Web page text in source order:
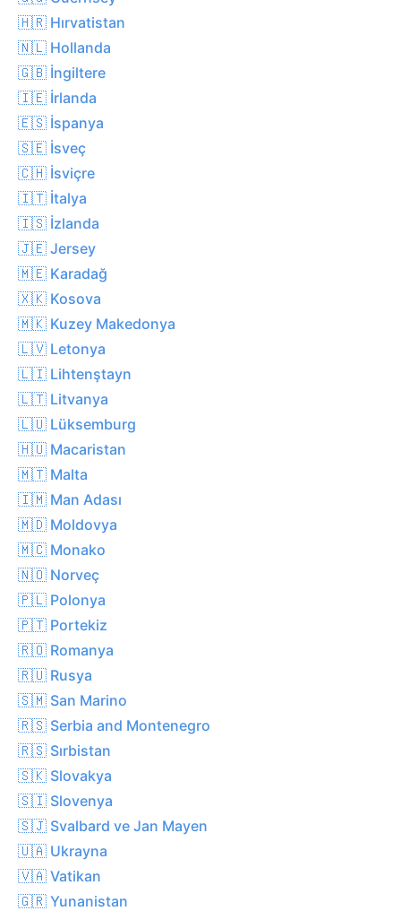
🇭🇷 Hırvatistan
🇳🇱 Hollanda
🇬🇧 İngiltere
🇮🇪 İrlanda
🇪🇸 İspanya
🇸🇪 İsveç
🇨🇭 İsviçre
🇮🇹 İtalya
🇮🇸 İzlanda
🇯🇪 Jersey
🇲🇪 Karadağ
🇽🇰 Kosova
🇲🇰 Kuzey Makedonya
🇱🇻 Letonya
🇱🇮 Lihtenştayn
🇱🇹 Litvanya
🇱🇺 Lüksemburg
🇭🇺 Macaristan
🇲🇹 Malta
🇮🇲 Man Adası
🇲🇩 Moldovya
🇲🇨 Monako
🇳🇴 Norveç
🇵🇱 Polonya
🇵🇹 Portekiz
🇷🇴 Romanya
🇷🇺 Rusya
🇸🇲 San Marino
🇷🇸 Serbia and Montenegro
🇷🇸 Sırbistan
🇸🇰 Slovakya
🇸🇮 Slovenya
🇸🇯 Svalbard ve Jan Mayen
🇺🇦 Ukrayna
🇻🇦 Vatikan
🇬🇷 Yunanistan